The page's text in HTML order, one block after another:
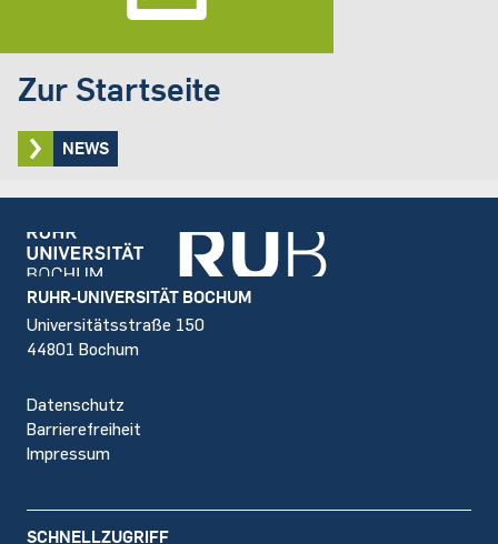
Zur Startseite
NEWS
Footer
RUHR-UNIVERSITÄT BOCHUM
Universitätsstraße 150
44801 Bochum
Datenschutz
Barrierefreiheit
Impressum
SCHNELLZUGRIFF